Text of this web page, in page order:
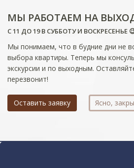
МЫ РАБОТАЕМ НА
С 11 ДО 19 В СУББОТУ И ВОСКРЕСЕНЬЕ
Мы понимаем, что в будние дни не
выбора квартиры. Теперь мы
экскурсии и по выходным.
перезвонит!
Оставить заявку Ясно,